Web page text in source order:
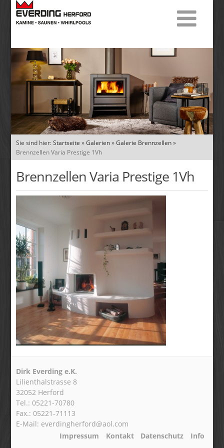
Sie sind hier:Startseite »Galerien»Galerie Brennzellen»
Brennzellen Varia Prestige 1Vh
Brennzellen Varia Prestige 1Vh
Dirk Everding e.K.
Lilienthalstrasse 8
32052 Herford
Tel.: 05221-70780
Fax.: 05221-71113
E-Mail: everdingherford@aol.com
Impressum
Kontakt Datenschutz Info